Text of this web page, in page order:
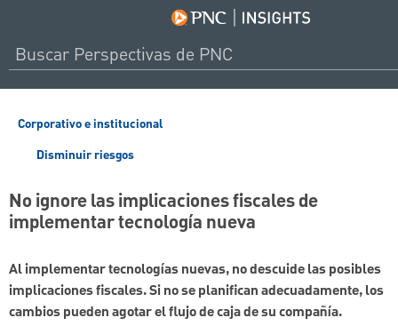
Corporativo e institucional
Disminuir riesgos
No ignore las implicaciones fiscales de
implementar tecnología nueva
Al implementar tecnologías nuevas, no descuide las posibles
implicaciones fiscales. Si no se planifican adecuadamente, los
cambios pueden agotar el flujo de caja de su compañía.